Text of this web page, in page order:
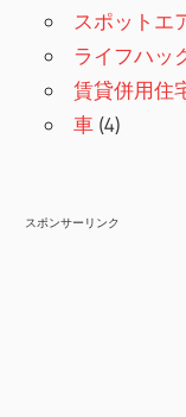
スポットエ
ライフハッ
賃貸併用住
車 (4)
スポンサーリンク